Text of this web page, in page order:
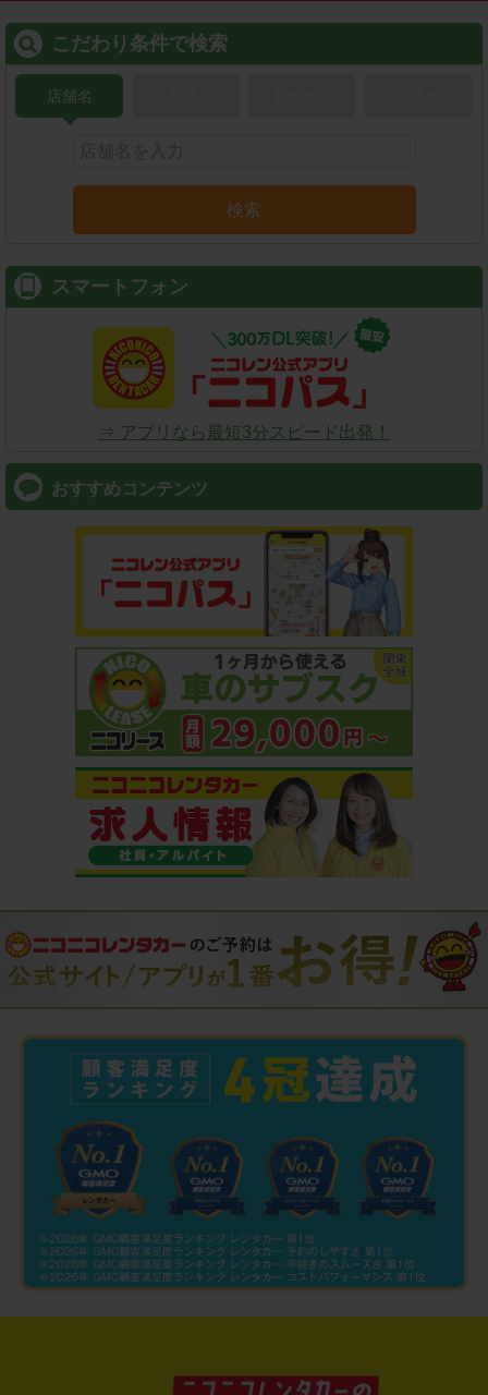
こだわり条件で検索
店舗名
検索
スマートフォン
⇒ アプリなら最短3分スピード出発！
おすすめコンテンツ